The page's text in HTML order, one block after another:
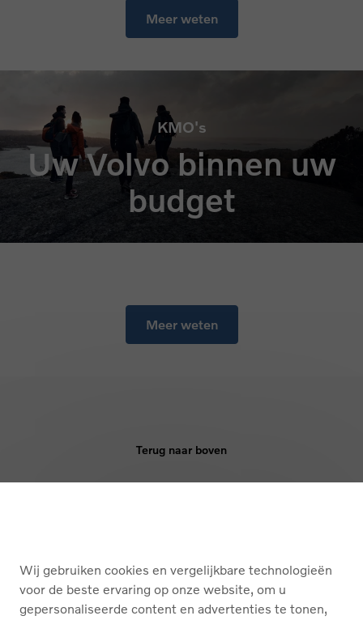
Meer weten
KMO's
Uw Volvo binnen uw
budget
Meer weten
Terug naar boven
OVER ONS
Wij gebruiken cookies en vergelijkbare technologieën
voor de beste ervaring op onze website, om u
gepersonaliseerde content en advertenties te tonen,